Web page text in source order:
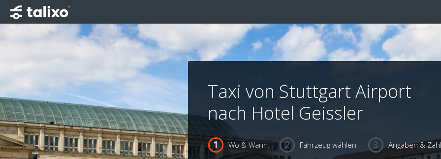
Taxi von Stuttgart Airport
nach Hotel Geissler
Wo & Wann Fahrzeug wählen Angaben &